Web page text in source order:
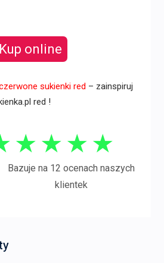
Kup online
sukienki red – zainspiruj
red !
★ ★ ★ ★
Bazuje na 12 ocenach naszych
klientek